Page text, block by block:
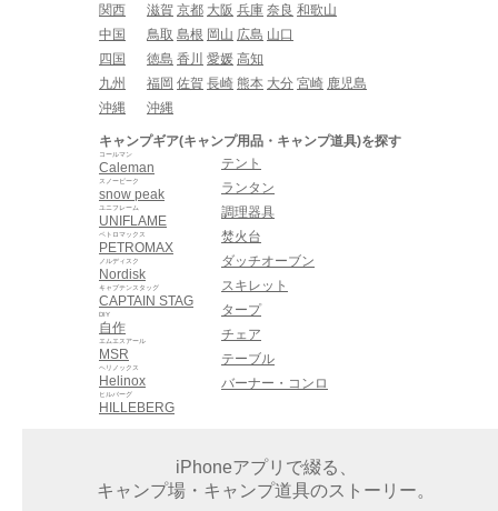
関西
滋賀 京都 大阪 兵庫 奈良 和歌山
中国
鳥取 島根 岡山 広島 山口
四国
徳島 香川 愛媛 高知
九州
福岡 佐賀 長崎 熊本 大分 宮崎 鹿児島
沖縄
沖縄
キャンプギア(キャンプ用品・キャンプ道具)を探す
Caleman
コールマン
snow peak
スノーピーク
UNIFLAME
ユニフレーム
PETROMAX
ペトロマックス
Nordisk
ノルディスク
CAPTAIN STAG
キャプテンスタッグ
自作
DIY
MSR
エムエスアール
Helinox
ヘリノックス
HILLEBERG
ヒルバーグ
テント
ランタン
調理器具
焚火台
ダッチオーブン
スキレット
タープ
チェア
テーブル
バーナー・コンロ
iPhoneアプリで綴る、
キャンプ場・キャンプ道具のストーリー。